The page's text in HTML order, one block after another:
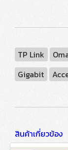
TP Link
Gigabit
สินค้าเกี่ยวข้อง